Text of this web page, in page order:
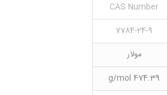
CAS Number
7784-24-9
مولار
474.39 g/mol